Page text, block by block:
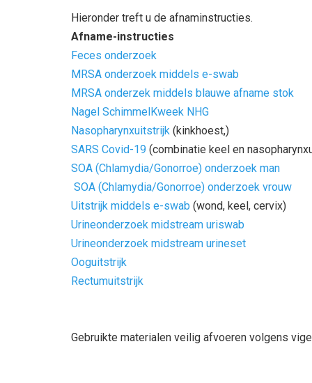
Hieronder treft u de afnaminstructies.
Afname-instructies
Feces onderzoek
MRSA onderzoek middels e-swab
MRSA onderzek middels blauwe afname stok
Nagel SchimmelKweek NHG
Nasopharynxuitstrijk (kinkhoest,)
SARS Covid-19 (combinatie keel en
SOA (Chlamydia/Gonorroe) onderzoek man
SOA (Chlamydia/Gonorroe) onderzoek vrouw
Uitstrijk middels e-swab (wond, keel, cervix)
Urineonderzoek midstream uriswab
Urineonderzoek midstream urineset
Ooguitstrijk
Rectumuitstrijk
Gebruikte materialen veilig afvoeren volgens